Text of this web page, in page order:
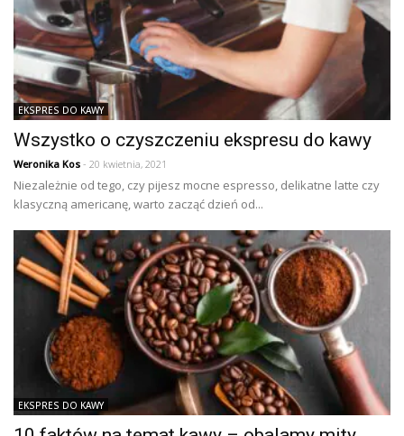
EKSPRES DO KAWY
Wszystko o czyszczeniu ekspresu do kawy
Weronika Kos - 20 kwietnia, 2021
Niezależnie od tego, czy pijesz mocne espresso, delikatne latte czy
klasyczną americanę, warto zacząć dzień od...
EKSPRES DO KAWY